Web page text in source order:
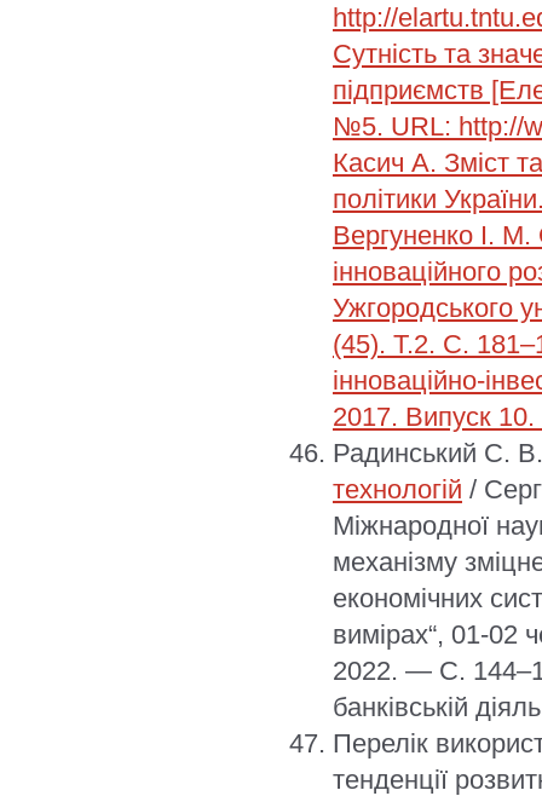
http://
Сутність та
підприємств
№5. URL: http://
Касич А. Зміст
політики
Вергуненко І. М.
інноваційного
Ужгородського
(45). Т.2. С.
інноваційно-
2017. Випуск
Радинський С.
технологій /
Міжнародної
механізму
економічних
вимірах“, 01-
2022. — С.
банківській
Перелік
тенденції